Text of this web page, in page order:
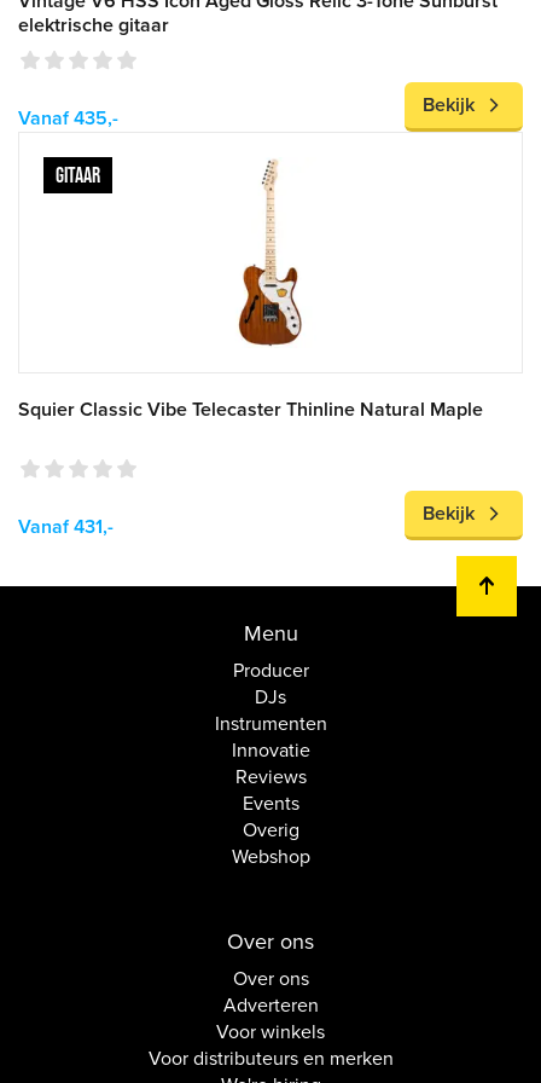
elektrische gitaar
Vanaf 435,-
Bekijk
GITAAR
Squier Classic Vibe Telecaster Thinline Natural Maple
Vanaf 431,-
Bekijk
Menu
Producer
DJs
Instrumenten
Innovatie
Reviews
Events
Overig
Webshop
Over ons
Over ons
Adverteren
Voor winkels
Voor distributeurs en merken